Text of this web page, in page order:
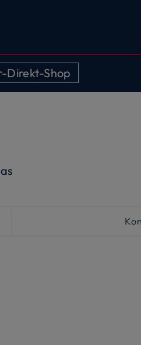
Direkt-Shop